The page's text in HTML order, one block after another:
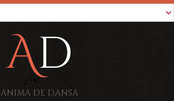
ANIMA DE DANSA